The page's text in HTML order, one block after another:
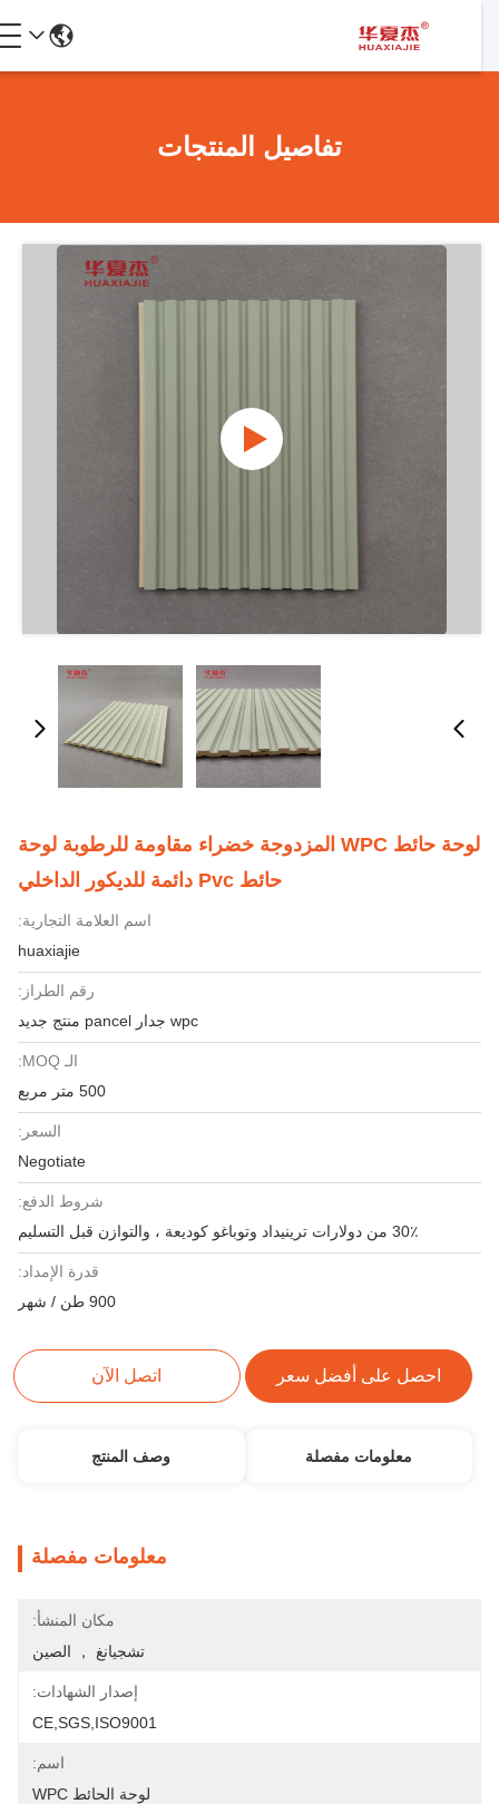
تفاصيل المنتجات
لوحة حائط WPC المزدوجة خضراء مقاومة للرطوبة لوحة
حائط Pvc دائمة للديكور الداخلي
اسم العلامة التجارية:
huaxiajie
رقم الطراز:
wpc جدار pancel منتج جديد
الـ MOQ:
500 متر مربع
السعر:
Negotiate
شروط الدفع:
30٪ من دولارات ترينيداد وتوباغو كوديعة ، والتوازن قبل التسليم
قدرة الإمداد:
900 طن / شهر
احصل على أفضل سعر اتصل الآن
معلومات مفصلة وصف المنتج
معلومات مفصلة
مكان المنشأ:
تشجيانغ ， الصين
إصدار الشهادات:
CE,SGS,ISO9001
اسم:
لوحة الحائط WPC